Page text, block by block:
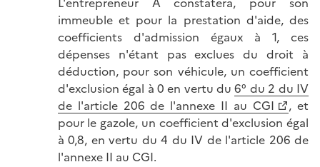
immeuble et pour la prestation d'aide, des
coefficients d'admission égaux à 1, ces
dépenses n'étant pas exclues du droit à
déduction, pour son véhicule, un coefficient
d'exclusion égal à 0 en vertu du6° du 2 du IV
de l'article 206 de l'annexe II au CGI
, et
pour le gazole, un coefficient d'exclusion égal
à 0,8, en vertu du 4 du IV de l'article 206 de
l'annexe II au CGI.